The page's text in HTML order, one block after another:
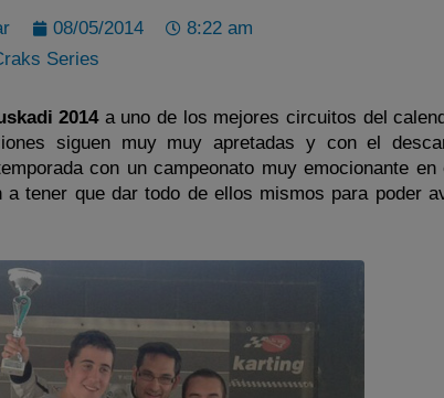
08/05/2014
8:22 am
Series
2014a uno de los mejores circuitos del
siguen muy muy apretadas y con el
con un campeonato muy emocionante en
tener que dar todo de ellos mismos para poder